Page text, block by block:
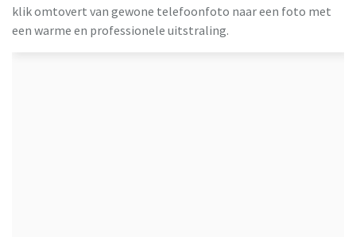
klik omtovert van gewone telefoonfoto naar een foto met
een warme en professionele uitstraling.